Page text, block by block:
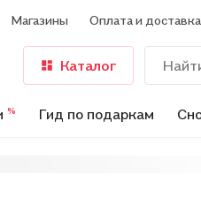
Магазины Оплата и доставка
Каталог
% Гид по подаркам